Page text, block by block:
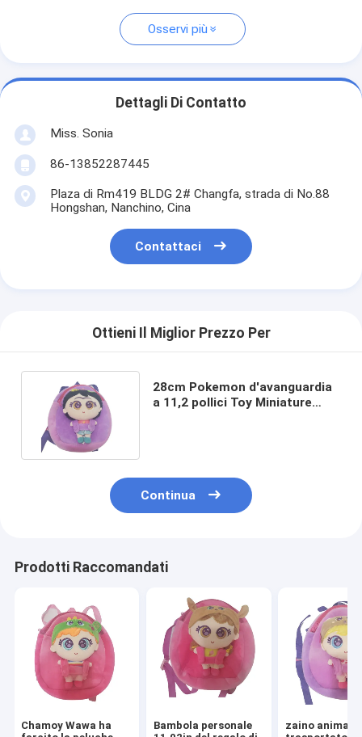
Osservi più
Dettagli Di Contatto
Miss. Sonia
86-13852287445
Plaza di Rm419 BLDG 2# Changfa, strada di No.88
Hongshan, Nanchino, Cina
Contattaci
Ottieni Il Miglior Prezzo Per
28cm Pokemon d'avanguardia
a 11,2 pollici Toy Miniature
Continua
Prodotti Raccomandati
Chamoy Wawa ha
Bambola personale
zaino animale